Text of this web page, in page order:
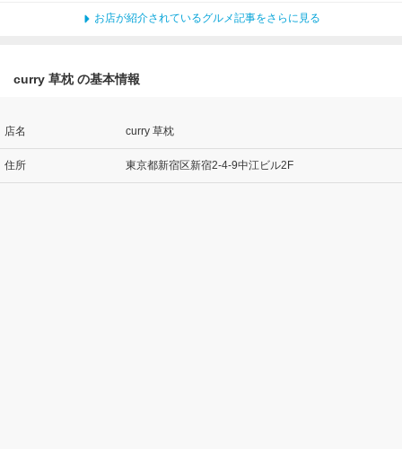
お店が紹介されているグルメ記事をさらに見る
curry 草枕 の基本情報
店名 curry 草枕
住所 東京都新宿区新宿2-4-9中江ビル2F